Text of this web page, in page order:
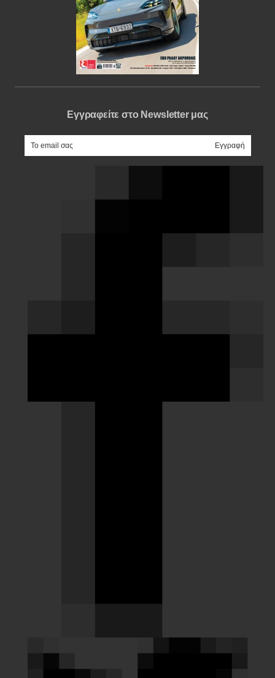
Εγγραφείτε στο Newsletter μας
e-mail